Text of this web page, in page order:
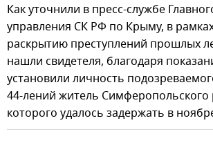
Как уточнили в пресс-службе
управления СК РФ по Крыму, в
раскрытию преступлений прошлых
нашли свидетеля, благодаря
установили личность
44-лений житель Симферопольского
которого удалось задержать в